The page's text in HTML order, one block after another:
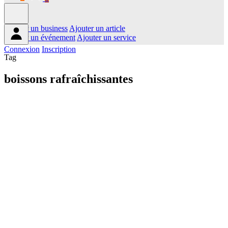
Ajouter un business Ajouter un article
Ajouter un événement Ajouter un service
Connexion Inscription
Tag
boissons rafraîchissantes